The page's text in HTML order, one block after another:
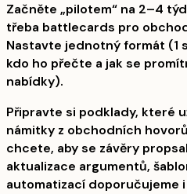
Začněte „pilotem“ na 2–4
třeba battlecards pro
Nastavte jednotný formát (1
kdo ho přečte a jak se
nabídky).
Připravte si podklady, které
námitky z obchodních
chcete, aby se závěry
aktualizace argumentů,
automatizací doporučujeme